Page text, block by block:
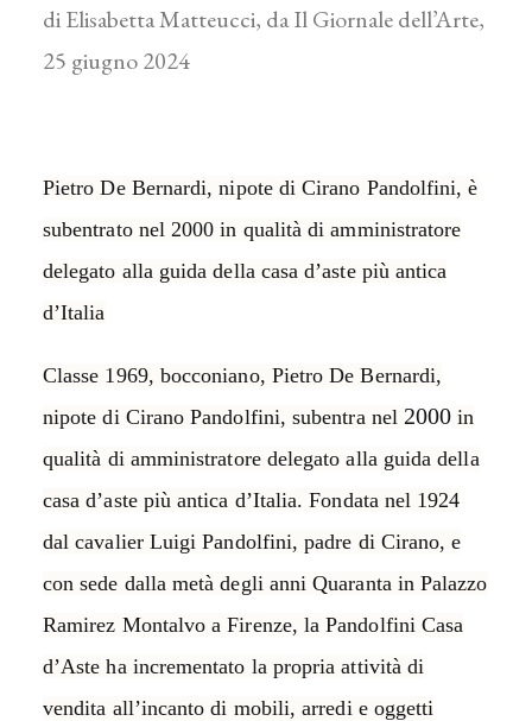
di Elisabetta Matteucci, da Il Giornale dell’Arte,
25 giugno 2024
Pietro De Bernardi, nipote di Cirano Pandolfini, è
subentrato nel 2000 in qualità di amministratore
delegato alla guida della casa d’aste più antica
d’Italia
Classe 1969, bocconiano, Pietro De Bernardi,
nipote di Cirano Pandolfini, subentra nel 2000 in
qualità di amministratore delegato alla guida della
casa d’aste più antica d’Italia. Fondata nel 1924
dal cavalier Luigi Pandolfini, padre di Cirano, e
con sede dalla metà degli anni Quaranta in Palazzo
Ramirez Montalvo a Firenze, la Pandolfini Casa
d’Aste ha incrementato la propria attività di
vendita all’incanto di mobili, arredi e oggetti